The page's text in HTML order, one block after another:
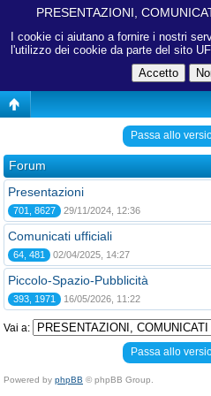
I cookie ci aiutano a fornire i nostri
l'utilizzo dei cookie da parte del sito
PRESENTAZIONI,
Passa allo
Forum
Presentazioni
701, 8627 29/11/2024, 12:36
Comunicati ufficiali
64, 481 02/04/2025, 14:27
Piccolo-Spazio-Pubblicità
393, 1971 16/05/2026, 11:22
Vai a:
Passa allo
Powered by phpBB © phpBB Group.